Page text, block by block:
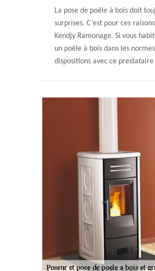
La pose de poêle à bois doit
surprises. C’est pour ces
Kendjy Ramonage. Si vous
un poêle à bois dans les
dispositions avec ce